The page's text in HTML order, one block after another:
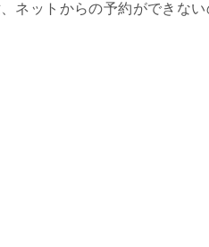
ネットからの予約ができな